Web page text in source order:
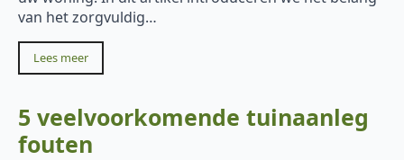
van het zorgvuldig…
Lees meer
5 veelvoorkomende tuinaanleg
fouten